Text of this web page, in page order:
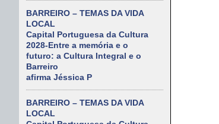
BARREIRO – TEMAS DA VIDA
LOCAL
Capital Portuguesa da Cultura
2028-Entre a memória e o
futuro: a Cultura Integral e o
Barreiro
afirma Jéssica P
BARREIRO – TEMAS DA VIDA
LOCAL